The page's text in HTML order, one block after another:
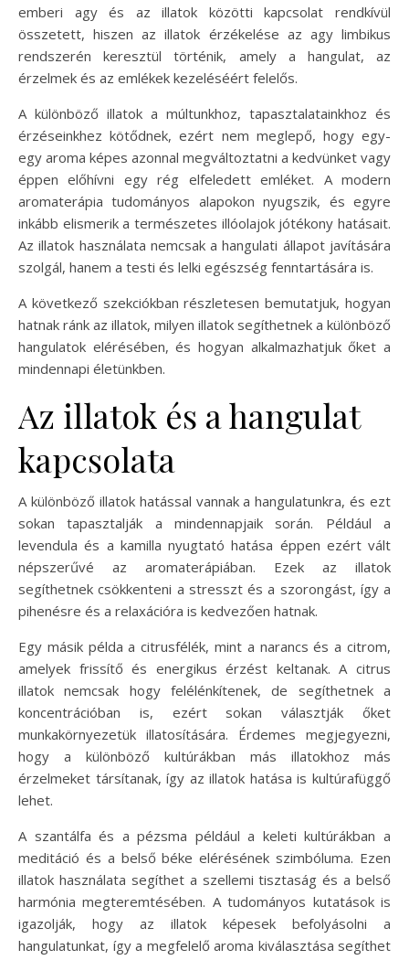
emberi agy és az illatok közötti kapcsolat rendkívül
összetett, hiszen az illatok érzékelése az agy limbikus
rendszerén keresztül történik, amely a hangulat, az
érzelmek és az emlékek kezeléséért felelős.
A különböző illatok a múltunkhoz, tapasztalatainkhoz és
érzéseinkhez kötődnek, ezért nem meglepő, hogy egy-
egy aroma képes azonnal megváltoztatni a kedvünket vagy
éppen előhívni egy rég elfeledett emléket. A modern
aromaterápia tudományos alapokon nyugszik, és egyre
inkább elismerik a természetes illóolajok jótékony hatásait.
Az illatok használata nemcsak a hangulati állapot javítására
szolgál, hanem a testi és lelki egészség fenntartására is.
A következő szekciókban részletesen bemutatjuk, hogyan
hatnak ránk az illatok, milyen illatok segíthetnek a különböző
hangulatok elérésében, és hogyan alkalmazhatjuk őket a
mindennapi életünkben.
Az illatok és a hangulat
kapcsolata
A különböző illatok hatással vannak a hangulatunkra, és ezt
sokan tapasztalják a mindennapjaik során. Például a
levendula és a kamilla nyugtató hatása éppen ezért vált
népszerűvé az aromaterápiában. Ezek az illatok
segíthetnek csökkenteni a stresszt és a szorongást, így a
pihenésre és a relaxációra is kedvezően hatnak.
Egy másik példa a citrusfélék, mint a narancs és a citrom,
amelyek frissítő és energikus érzést keltanak. A citrus
illatok nemcsak hogy felélénkítenek, de segíthetnek a
koncentrációban is, ezért sokan választják őket
munkakörnyezetük illatosítására. Érdemes megjegyezni,
hogy a különböző kultúrákban más illatokhoz más
érzelmeket társítanak, így az illatok hatása is kultúrafüggő
lehet.
A szantálfa és a pézsma például a keleti kultúrákban a
meditáció és a belső béke elérésének szimbóluma. Ezen
illatok használata segíthet a szellemi tisztaság és a belső
harmónia megteremtésében. A tudományos kutatások is
igazolják, hogy az illatok képesek befolyásolni a
hangulatunkat, így a megfelelő aroma kiválasztása segíthet